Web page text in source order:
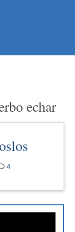
echar
4